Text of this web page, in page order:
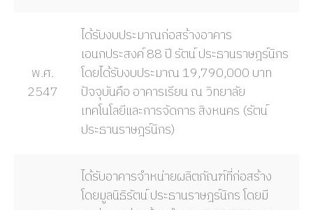
พ.ศ.
2547
ได้รับงบประมาณก่อสร้างอาคาร
เอนกประสงค์ 88 ปี รัตน์ ประธานราษฎร์นิกร
โดยได้รับงบประมาณ 19,790,000 บาท
ปัจจุบันคือ อาคารเรียน ณ วิทยาลัย
เทคโนโลยีและการจัดการ สิงหนคร (รัตน์
ประธานราษฎร์นิกร)
ได้รับอาคารจำหน่ายผลิตภัณฑ์ที่ก่อสร้าง
โดยมูลนิธิรัตน์ ประธานราษฎร์นิกร โดยมี